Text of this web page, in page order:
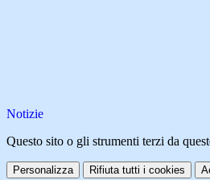
Notizie
Questo sito o gli strumenti terzi da
Personalizza Rifiuta tutti i cookies